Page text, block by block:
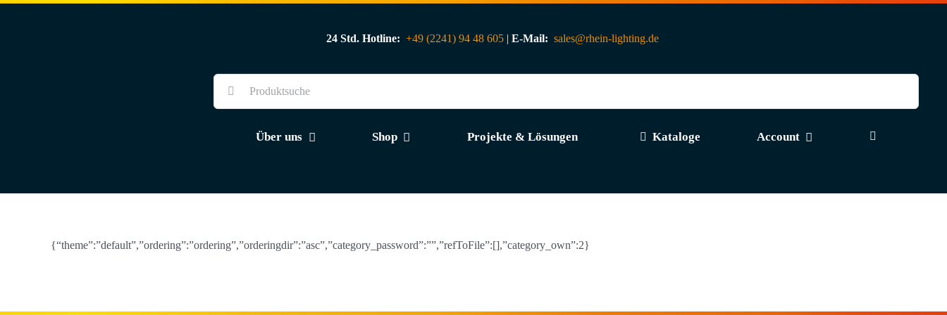
24 Std. Hotline: +49 (2241) 94 48 605 | E-Mail: sales@rhein-lighting.de
Über uns Shop Projekte & Lösungen Kataloge Account
{“theme”:”default”,”ordering”:”ordering”,”orderingdir”:”asc”,”category_password”:””,”refToFile”:[],”category_own”:2}